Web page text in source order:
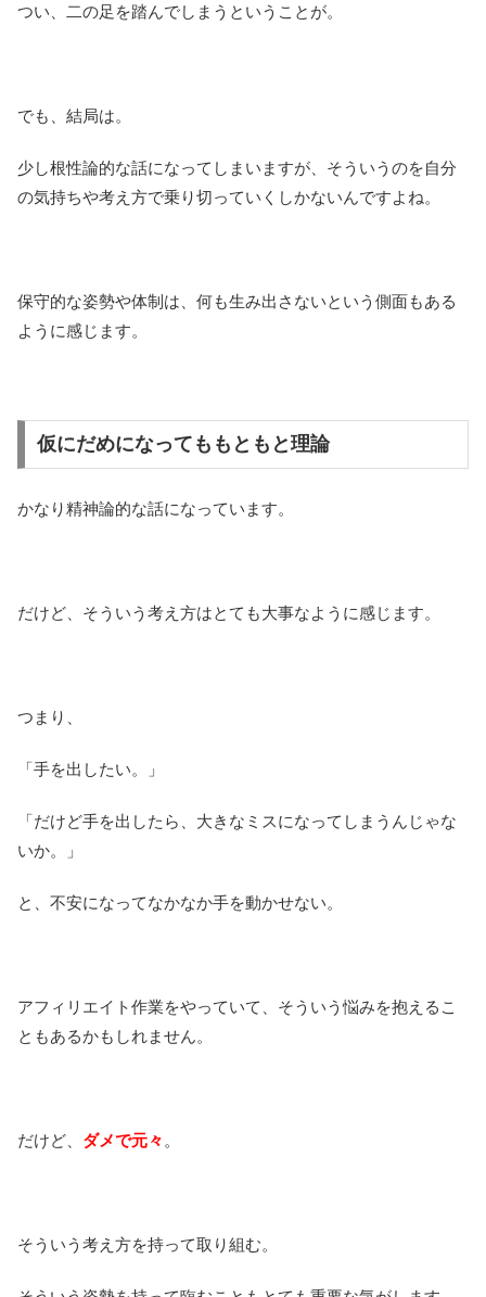
つい、二の足を踏んでしまうということが。
でも、結局は。
少し根性論的な話になってしまいますが、そういうのを自分
の気持ちや考え方で乗り切っていくしかないんですよね。
保守的な姿勢や体制は、何も生み出さないという側面もある
ように感じます。
仮にだめになってももともと理論
かなり精神論的な話になっています。
だけど、そういう考え方はとても大事なように感じます。
つまり、
「手を出したい。」
「だけど手を出したら、大きなミスになってしまうんじゃな
いか。」
と、不安になってなかなか手を動かせない。
アフィリエイト作業をやっていて、そういう悩みを抱えるこ
ともあるかもしれません。
だけど、 ダメで元々 。
そういう考え方を持って取り組む。